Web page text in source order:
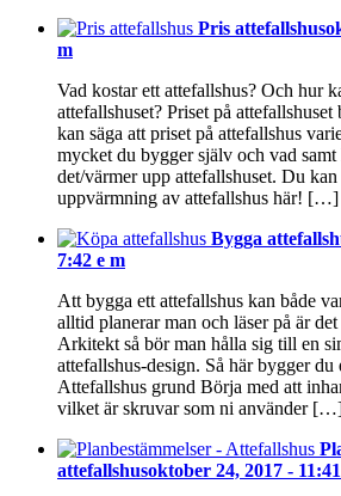
Pris attefallshus
m
Vad kostar ett attefallshus? Och hur
attefallshuset? Priset på
kan säga att priset på attefallshus
mycket du bygger själv och vad
det/värmer upp attefallshuset. Du
uppvärmning av attefallshus här! […]
Bygga
7:42 e m
Att bygga ett attefallshus kan både
alltid planerar man och läser på är
Arkitekt så bör man hålla sig till en
attefallshus-design. Så här bygger du
Attefallshus grund Börja med att
vilket är skruvar som ni använder
attefallshusoktober 24, 2017 -